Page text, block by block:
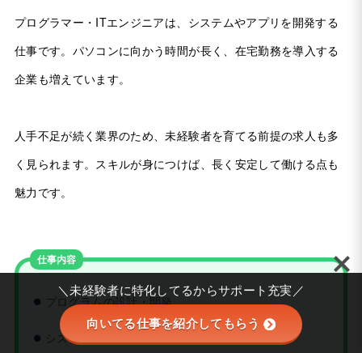
プログラマー・ITエンジニアは、システムやアプリを開発する
仕事です。パソコンに向かう時間が長く、在宅勤務を導入する
企業も増えています。
人手不足が続く業界のため、未経験者を育てる前提の求人も多
く見られます。スキルが身につけば、長く安定して働ける点も
魅力です。
仕事内容
プログラムの設計・開発
システムの動作テスト
＼未経験者に特化してるからサポート充実／
向いてる仕事を紹介してもらう